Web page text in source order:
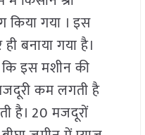
किया गया । इस
बनाया गया है।
कि इस मशीन की
कम लगती है
है। 20 मजदूरों